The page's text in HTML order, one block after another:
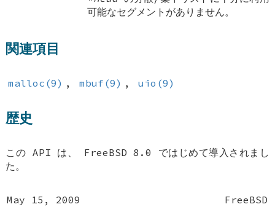
可能なセグメントがありません。
関連項目
malloc(9) , mbuf(9) , uio(9)
歴史
この API は、 FreeBSD 8.0
ではじめて導入されまし
た。
May 15, 2009 FreeBSD